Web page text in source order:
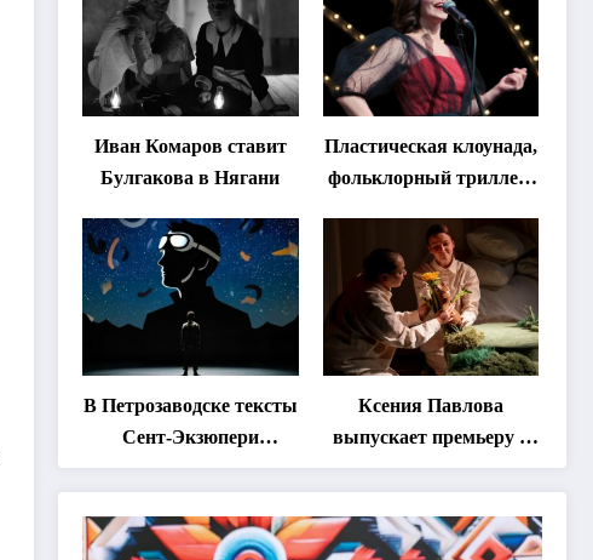
солостальгию»
Иван Комаров ставит
Булгакова в Нягани
Пластическая клоунада,
фольклорный триллер,
Что покажут на втором
этапе фестиваля
«Монокль»
В Петрозаводске тексты
Сент-Экзюпери
переведут на язык
хореографии
Ксения Павлова
выпускает премьеру о
дружбе сурка и